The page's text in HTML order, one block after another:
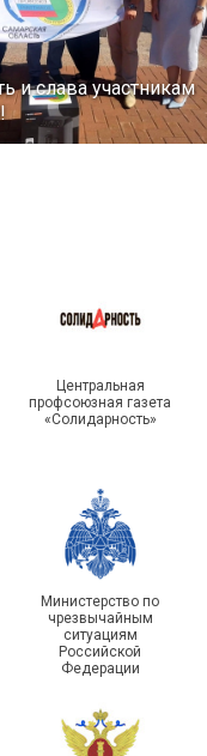
и слава участникам
и Спартакиада –
спорта и
прошли в Омской
соглашение с
Центральная
профсоюзная газета
«Солидарность»
Министерство по
чрезвычайным
ситуациям
Российской
Федерации